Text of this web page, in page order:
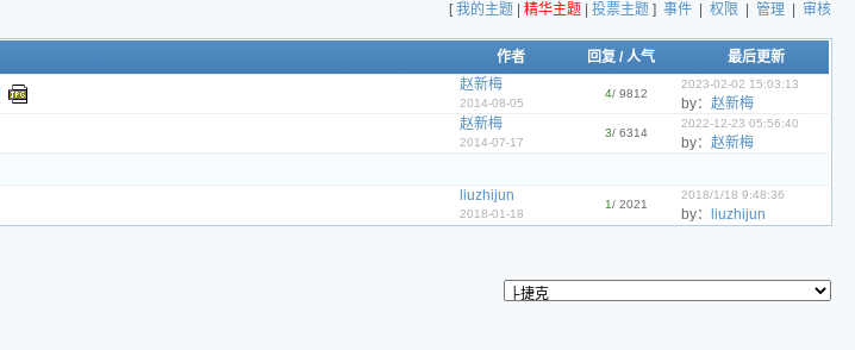
[我的主题 精华主题| 投票主题 ] 事件| 权限 管理| 审核
作者 回复 /人气 最后更新
赵新梅
2014-08-05
4/ 9812
2023-02-02 15:03:13
by：赵新梅
赵新梅
2014-07-17
3/ 6314
2022-12-23 05:56:40
by：赵新梅
liuzhijun
2018-01-18
1/ 2021
2018/1/18 9:48:36
by： liuzhijun